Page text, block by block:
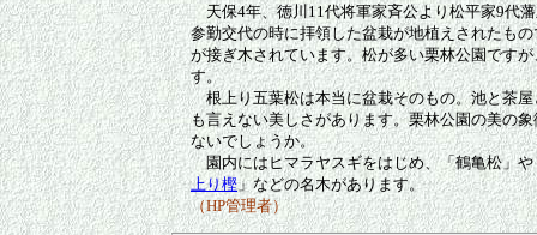
天保4年、徳川11代将軍家斉公より松平家9代
参勤交代の時に拝領した盆栽が地植えされたも
が接ぎ木されています。松が多い栗林公園です
す。
根上り五葉松は本当に盆栽そのもの。池と茶屋
も言えない美しさがあります。栗林公園の美の
ないでしょうか。
園内にはヒマラヤスギをはじめ、「鶴亀松」や
上り樫」などの名木があります。
（HP管理者）